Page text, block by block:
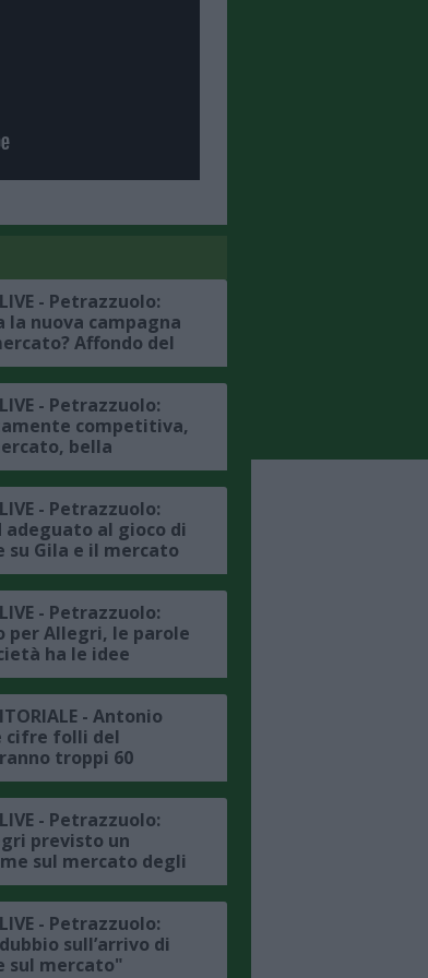
- Petrazzuolo:
nuova campagna
Affondo del
Zerbin si
le ultime"
- Petrazzuolo:
competitiva,
bella
World
della nuova
- Petrazzuolo:
al gioco di
Gila e il mercato
- Petrazzuolo:
per Allegri, le parole
ha le idee
sul mercato"
- Antonio
cifre folli del
troppi 60
emergente
- Petrazzuolo:
previsto un
sul mercato degli
- Petrazzuolo:
sull’arrivo di
sul mercato"